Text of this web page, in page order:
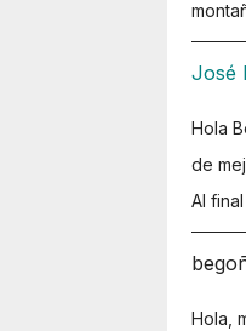
José
Hola
de
Al
Hola,